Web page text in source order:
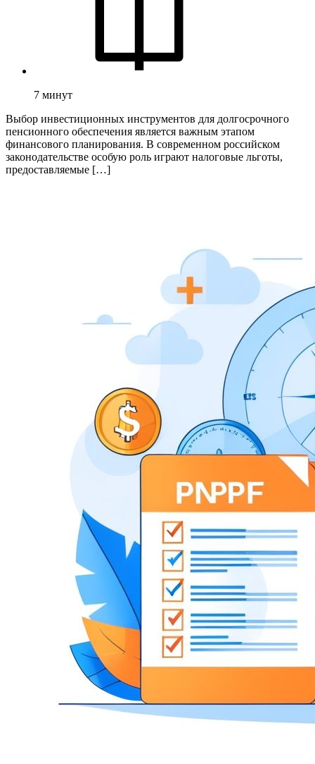
7 минут
Выбор инвестиционных инструментов для долгосрочного
пенсионного обеспечения является важным этапом
финансового планирования. В современном российском
законодательстве особую роль играют налоговые льготы,
предоставляемые […]